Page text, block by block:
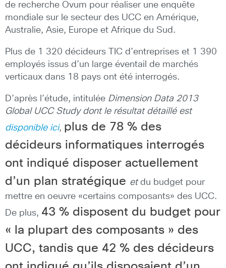
de recherche Ovum pour réaliser une enquête
mondiale sur le secteur des UCC en Amérique,
Australie, Asie, Europe et Afrique du Sud.
Plus de 1 320 décideurs TIC d’entreprises et 1 390
employés issus d’un large éventail de marchés
verticaux dans 18 pays ont été interrogés.
D’après l’étude, intitulée Dimension Data 2013
Global UCC Study dont le résultat détaillé est
disponible ici, plus de 78 % des
décideurs informatiques interrogés
ont indiqué disposer actuellement
d’un plan stratégique etdu budget pour
mettre en oeuvre «certains composants» des UCC.
De plus, 43 % disposent du budget pour
« la plupart des composants » des
UCC, tandis que 42 % des décideurs